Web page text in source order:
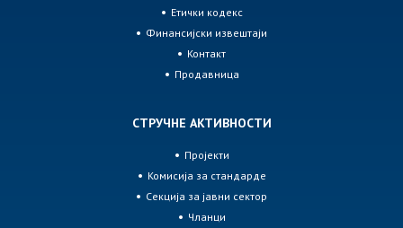
Етички кодекс
Финансијски извештаји
Контакт
Продавница
СТРУЧНЕ АКТИВНОСТИ
Пројекти
Комисија за стандарде
Секција за јавни сектор
Чланци